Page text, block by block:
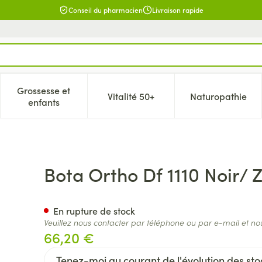
Conseil du pharmacien Livraison rapide
Beauté, soins et hygiène
menu pour la catégorie Régime, alimentation &
Grossesse et
enfantsAfficher le sous-menu pour la catégorie Grossesse
Vitalité 50+Afficher le sous-menu pour la
Naturopathie
Afficher
N5 Bota Ortho Df 1110 Noir/
66,20 €
En rupture de stock
Veuillez nous contacter par téléphone ou par e-mail et